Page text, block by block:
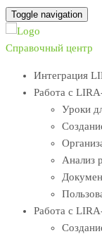
Toggle navigation
Справочный центр
Интеграция
Работа с
Уроки
Анализ
Работа с